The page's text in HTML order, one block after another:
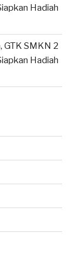
Hadiah
GTK SMKN 2
Hadiah